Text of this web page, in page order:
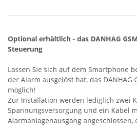
Optional erhältlich - das DANHAG
Steuerung
Lassen Sie sich auf dem Smartphone
der Alarm ausgelöst hat, das DANHAG
möglich!
Zur Installation werden lediglich zwei
Spannungsversorgung und ein Kabel
Alarmanlagenausgang angeschlossen,